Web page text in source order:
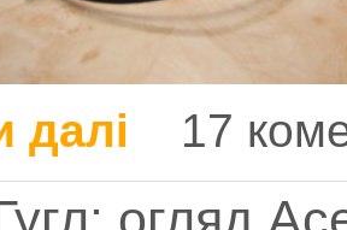
далі про Продуктивний
17